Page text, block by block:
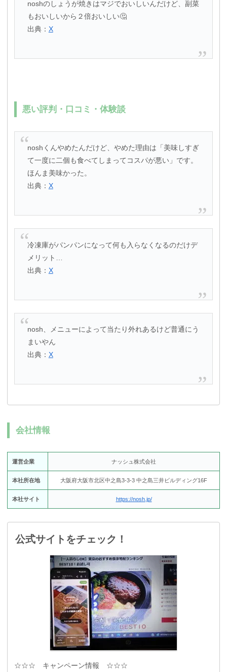
noshのしょうが焼きはマジでおいしいんだけど、副菜
もおいしいから２倍おいしい🤔
出典： X
悪い評判・口コミ・体験談
noshくんやめたんだけど、やめた理由は「美味しすぎ
て一度に二個も食べてしまってコスパが悪い」です。
ほんま美味かった。
出典： X
冷凍庫がパンパンになって何も入らなくなるのだけデ
メリット…
出典： X
nosh、メニューによって当たり外れあるけど普通にう
まいやん
出典： X
会社情報
運営企業 ナッシュ株式会社
本社所在地 大阪府大阪市北区中之島3-3-3 中之島三井ビルディング16F
本社サイト https://nosh.jp/
公式サイトをチェック！
☆☆☆ キャンペーン情報 ☆☆☆